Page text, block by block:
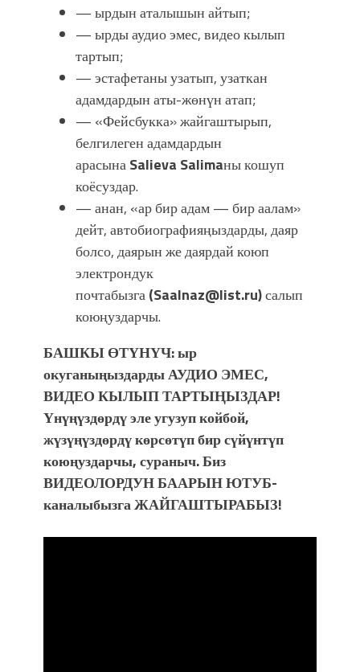
— ырдын аталышын айтып;
— ырды аудио эмес, видео кылып
тартып;
— эстафетаны узатып, узаткан
адамдардын аты-жөнүн атап;
— «Фейсбукка» жайгаштырып,
белгилеген адамдардын
арасынаSalieva Salimaны кошуп
коёсуздар.
— анан, «ар бир адам — бир аалам»
дейт, автобиографияңыздарды, даяр
болсо, даярын же даярдай коюп
электрондук
почтабызга(Saalnaz@list.ru)салып
коюңуздарчы.
БАШКЫ ӨТΥНΥЧ: ыр
окуганыңыздарды АУДИО ЭМЕС,
ВИДЕО КЫЛЫП ТАРТЫҢЫЗДАР!
Υнүңүздөрдү эле угузуп койбой,
жүзүңүздөрдү көрсөтүп бир сүйүнтүп
коюңуздарчы, сураныч. Биз
ВИДЕОЛОРДУН БААРЫН ЮТУБ-
каналыбызга ЖАЙГАШТЫРАБЫЗ!